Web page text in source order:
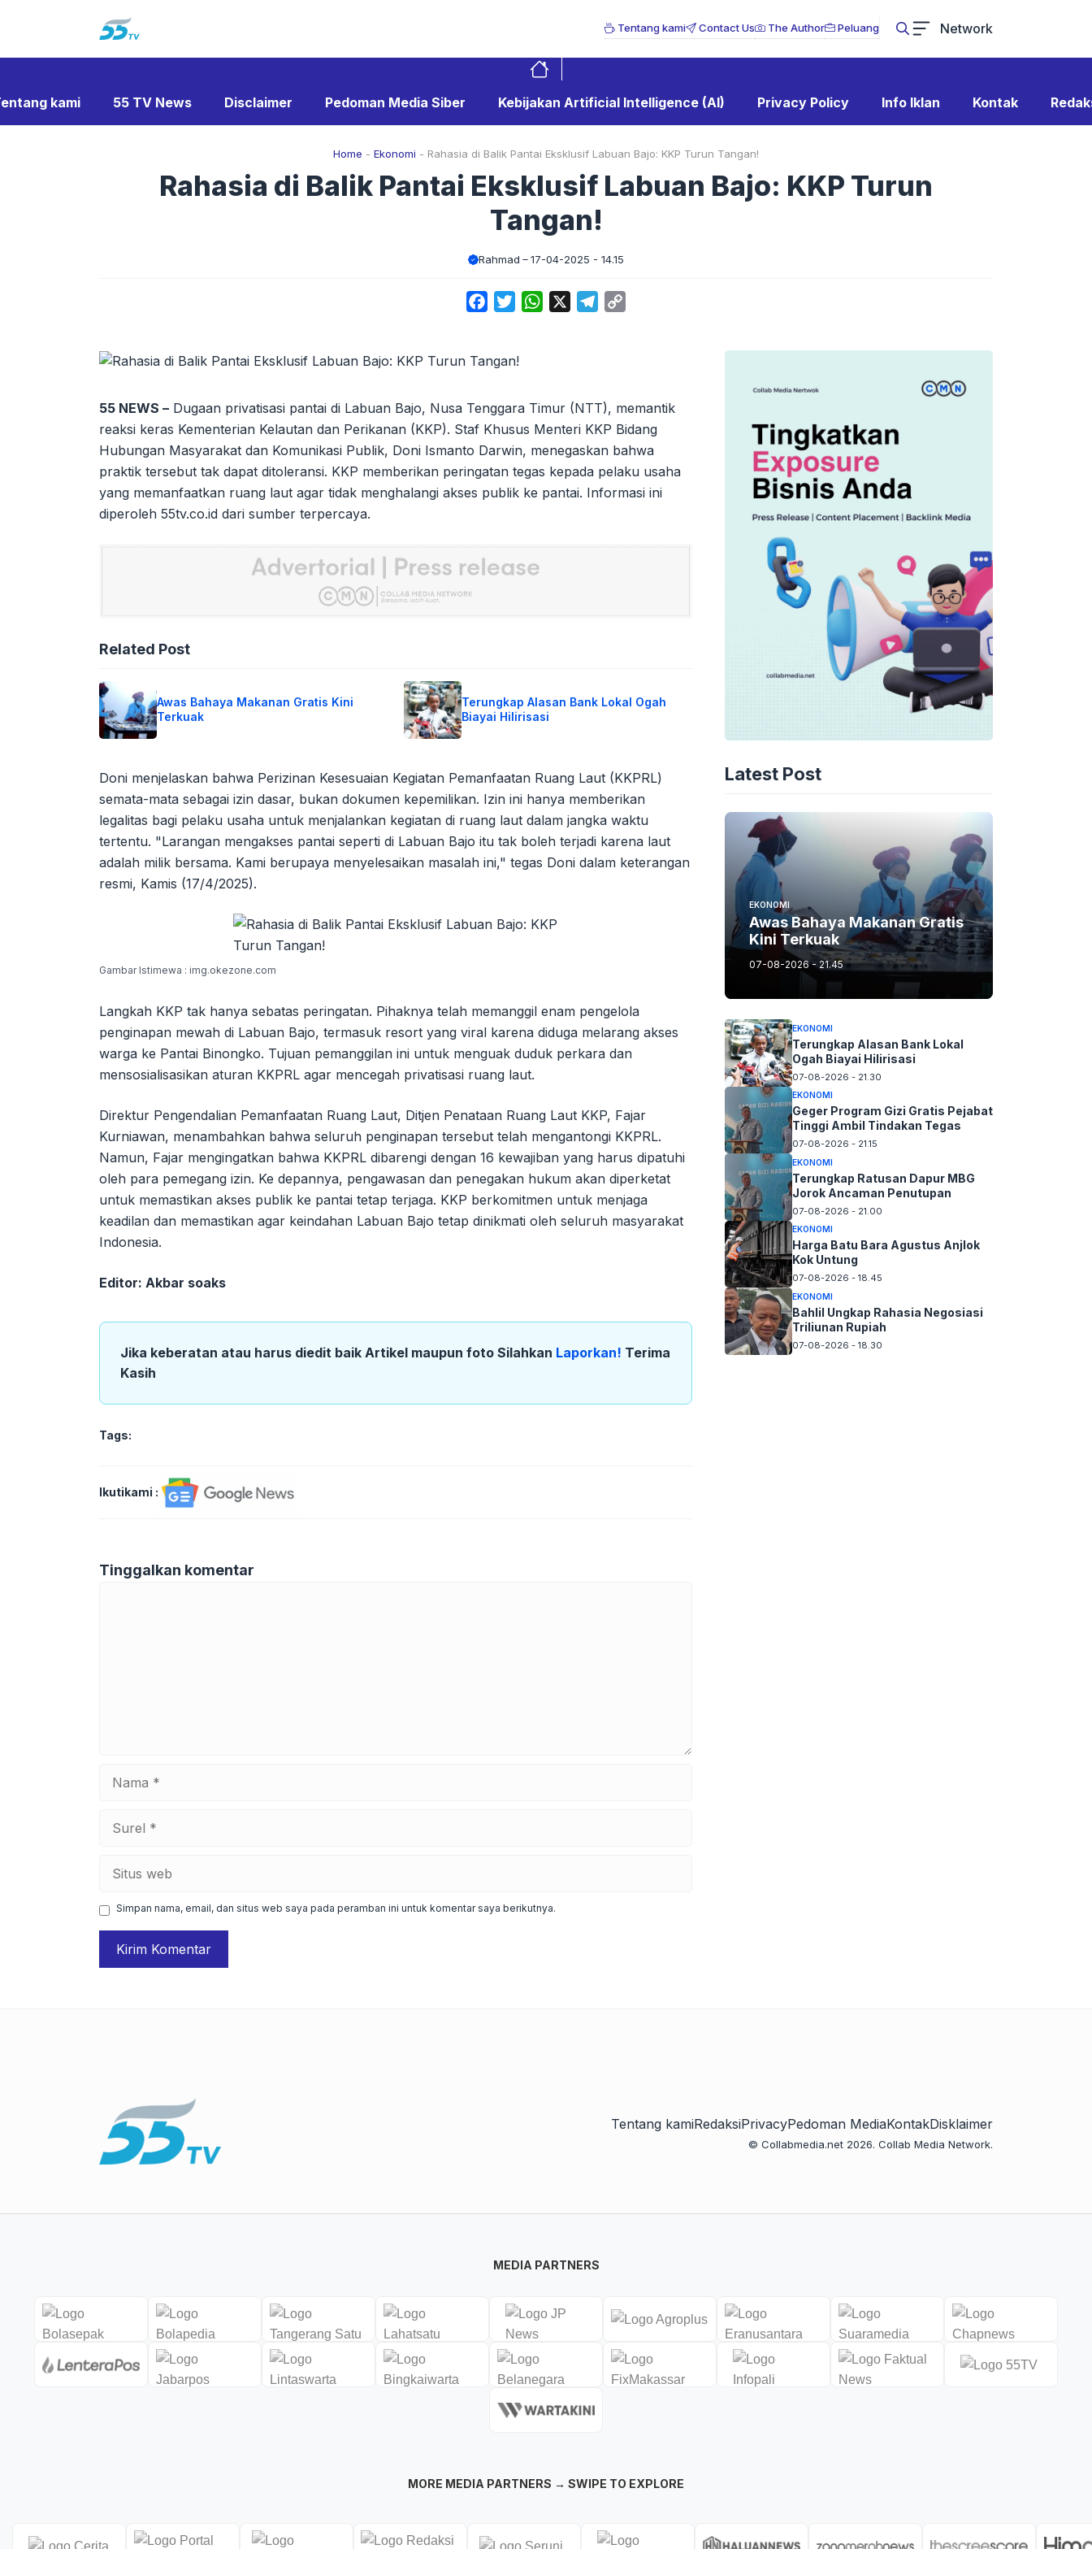
Tentang kami Contact Us The Author Peluang Network
kami 55 TV News Disclaimer Pedoman Media Siber Kebijakan Artificial Intelligence (AI) Privacy Policy Info Iklan Kontak
Home - Ekonomi - Rahasia di Balik Pantai Eksklusif Labuan Bajo: KKP Turun Tangan!
Rahasia di Balik Pantai Eksklusif Labuan Bajo: KKP Turun
Tangan!
Rahmad 17-04-2025 - 14.15
FacebookTwitterWhatsApp Telegram
55 NEWS – Dugaan privatisasi pantai di Labuan Bajo, Nusa Tenggara Timur (NTT), memantik
reaksi keras Kementerian Kelautan dan Perikanan (KKP). Staf Khusus Menteri KKP Bidang
Hubungan Masyarakat dan Komunikasi Publik, Doni Ismanto Darwin, menegaskan bahwa
praktik tersebut tak dapat ditoleransi. KKP memberikan peringatan tegas kepada pelaku usaha
yang memanfaatkan ruang laut agar tidak menghalangi akses publik ke pantai. Informasi ini
diperoleh 55tv.co.id dari sumber terpercaya.
Related Post
Awas Bahaya Makanan Gratis Kini
Terkuak
Terungkap Alasan Bank Lokal Ogah
Biayai Hilirisasi
Doni menjelaskan bahwa Perizinan Kesesuaian Kegiatan Pemanfaatan Ruang Laut (KKPRL)
semata-mata sebagai izin dasar, bukan dokumen kepemilikan. Izin ini hanya memberikan
legalitas bagi pelaku usaha untuk menjalankan kegiatan di ruang laut dalam jangka waktu
tertentu. "Larangan mengakses pantai seperti di Labuan Bajo itu tak boleh terjadi karena laut
adalah milik bersama. Kami berupaya menyelesaikan masalah ini," tegas Doni dalam keterangan
resmi, Kamis (17/4/2025).
Gambar Istimewa : img.okezone.com
Langkah KKP tak hanya sebatas peringatan. Pihaknya telah memanggil enam pengelola
penginapan mewah di Labuan Bajo, termasuk resort yang viral karena diduga melarang akses
warga ke Pantai Binongko. Tujuan pemanggilan ini untuk menguak duduk perkara dan
mensosialisasikan aturan KKPRL agar mencegah privatisasi ruang laut.
Direktur Pengendalian Pemanfaatan Ruang Laut, Ditjen Penataan Ruang Laut KKP, Fajar
Kurniawan, menambahkan bahwa seluruh penginapan tersebut telah mengantongi KKPRL.
Namun, Fajar mengingatkan bahwa KKPRL dibarengi dengan 16 kewajiban yang harus dipatuhi
oleh para pemegang izin. Ke depannya, pengawasan dan penegakan hukum akan diperketat
untuk memastikan akses publik ke pantai tetap terjaga. KKP berkomitmen untuk menjaga
keadilan dan memastikan agar keindahan Labuan Bajo tetap dinikmati oleh seluruh masyarakat
Indonesia.
Editor: Akbar soaks
Jika keberatan atau harus diedit baik Artikel maupun foto Silahkan Laporkan! Terima
Kasih
Tags:
Ikutikami :
Tinggalkan komentar
Simpan nama, email, dan situs web saya pada peramban ini untuk komentar saya berikutnya.
Latest Post
EKONOMI
Awas Bahaya Makanan Gratis
Kini Terkuak
07-08-2026 - 21.45
EKONOMI
Terungkap Alasan Bank Lokal
Ogah Biayai Hilirisasi
07-08-2026 - 21.30
EKONOMI
Geger Program Gizi Gratis Pejabat
Tinggi Ambil Tindakan Tegas
07-08-2026 - 21.15
EKONOMI
Terungkap Ratusan Dapur MBG
Jorok Ancaman Penutupan
07-08-2026 - 21.00
EKONOMI
Harga Batu Bara Agustus Anjlok
Kok Untung
07-08-2026 - 18.45
EKONOMI
Bahlil Ungkap Rahasia Negosiasi
Triliunan Rupiah
07-08-2026 - 18.30
Tentang kamiRedaksiPrivacyPedoman MediaKontakDisklaimer
© Collabmedia.net 2026. Collab Media Network.
MEDIA PARTNERS
MORE MEDIA PARTNERS → SWIPE TO EXPLORE